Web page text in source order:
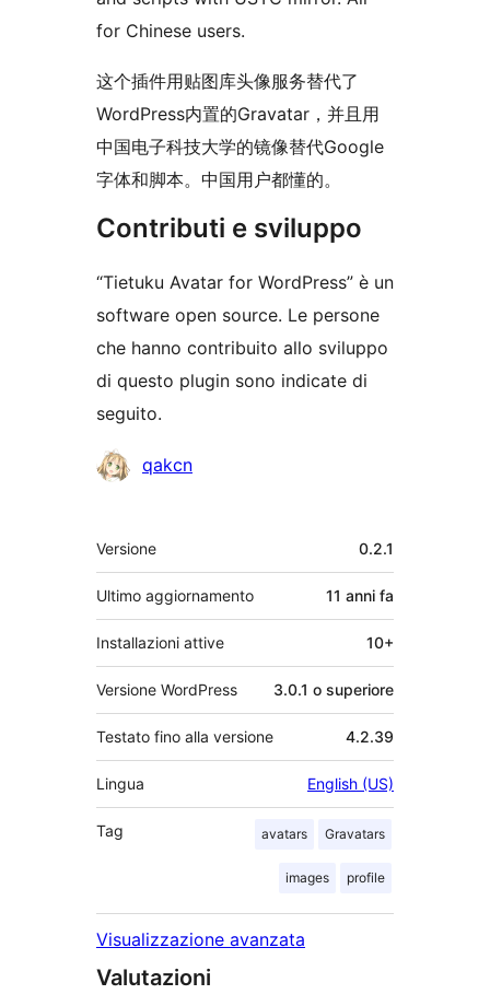
for Chinese users.
这个插件用贴图库头像服务替代了
WordPress内置的Gravatar，并且用
中国电子科技大学的镜像替代Google
字体和脚本。中国用户都懂的。
Contributi e sviluppo
“Tietuku Avatar for WordPress” è un
software open source. Le persone
che hanno contribuito allo sviluppo
di questo plugin sono indicate di
seguito.
Collaboratori
qakcn
Meta
Versione 0.2.1
Ultimo aggiornamento 11 anni fa
Installazioni attive 10+
Versione WordPress 3.0.1 o superiore
Testato fino alla versione 4.2.39
Lingua English (US)
Tag avatars Gravatars
images profile
Visualizzazione avanzata
Valutazioni